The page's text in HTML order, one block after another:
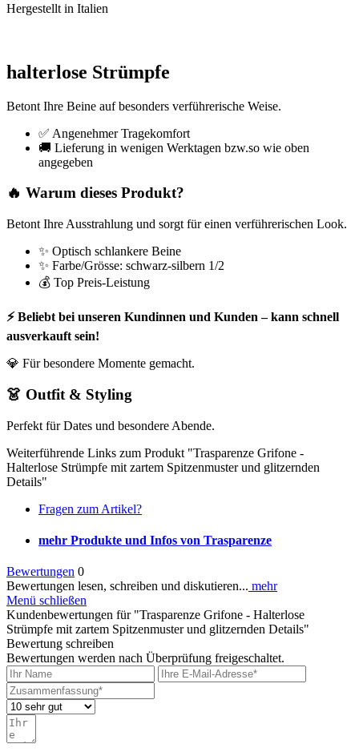
Hergestellt in Italien
halterlose Strümpfe
Betont Ihre Beine auf besonders verführerische Weise.
✅ Angenehmer Tragekomfort
🚚 Lieferung in wenigen Werktagen bzw.so wie oben
angegeben
🔥 Warum dieses Produkt?
Betont Ihre Ausstrahlung und sorgt für einen verführerischen Look.
✨ Optisch schlankere Beine
✨ Farbe/Grösse: schwarz-silbern 1/2
💰 Top Preis-Leistung
⚡ Beliebt bei unseren Kundinnen und Kunden – kann schnell
ausverkauft sein!
💎 Für besondere Momente gemacht.
👗 Outfit & Styling
Perfekt für Dates und besondere Abende.
Weiterführende Links zum Produkt "Trasparenze Grifone -
Halterlose Strümpfe mit zartem Spitzenmuster und glitzernden
Details"
Fragen zum Artikel?
mehr Produkte und Infos von Trasparenze
Bewertungen 0
Bewertungen lesen, schreiben und diskutieren... mehr
Menü schließen
Kundenbewertungen für "Trasparenze Grifone - Halterlose
Strümpfe mit zartem Spitzenmuster und glitzernden Details"
Bewertung schreiben
Bewertungen werden nach Überprüfung freigeschaltet.